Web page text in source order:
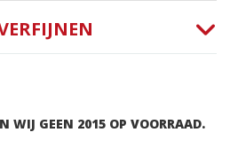
WIJ GEEN 2015 OP VOORRAAD.